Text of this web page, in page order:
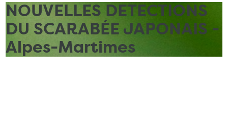
NOUVELLES DETECTIONS
DU SCARABÉE JAPONAIS -
Alpes-Martimes